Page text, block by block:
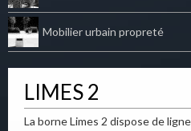
Mobilier urbain propreté
LIMES 2
La borne Limes 2 dispose de